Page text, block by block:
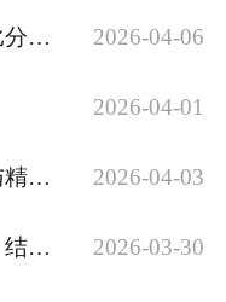
联系我们
工程案例
易燃易爆工况下精馏塔回流比分配器的性能优化与应用 2026-04-06
2026-04-01
内回流比控制器的结构设计与精密控制机制研究 2026-04-03
中药浓缩设备全解析：原理、结构与选型指南 2026-03-30